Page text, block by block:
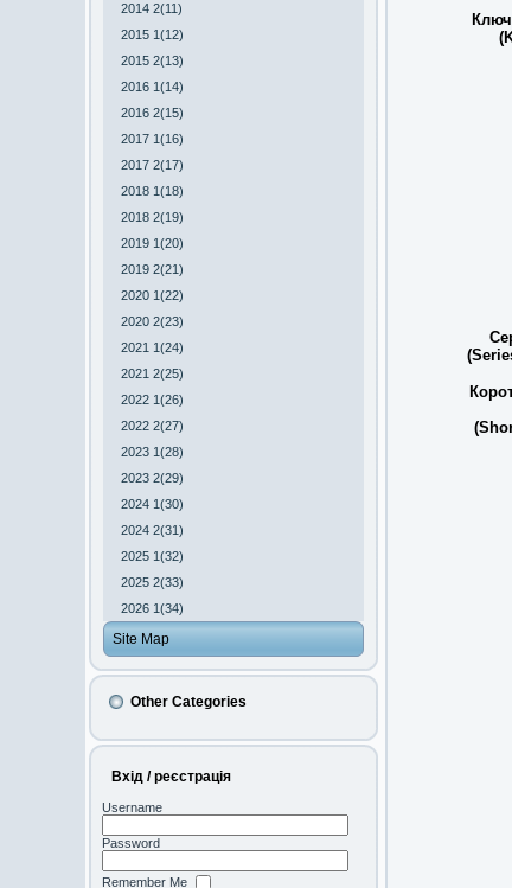
2014 2(11)
2015 1(12)
2015 2(13)
2016 1(14)
2016 2(15)
2017 1(16)
2017 2(17)
2018 1(18)
2018 2(19)
2019 1(20)
2019 2(21)
2020 1(22)
2020 2(23)
2021 1(24)
2021 2(25)
2022 1(26)
2022 2(27)
2023 1(28)
2023 2(29)
2024 1(30)
2024 2(31)
2025 1(32)
2025 2(33)
2026 1(34)
Site Map
Other Categories
Вхід / реєстрація
Username
Password
Remember Me